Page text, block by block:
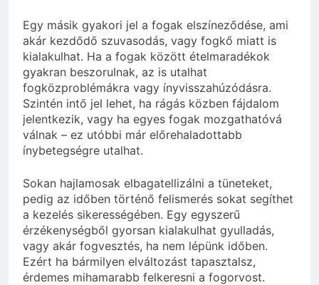
Egy másik gyakori jel a fogak elszíneződése, ami
akár kezdődő szuvasodás, vagy fogkő miatt is
kialakulhat. Ha a fogak között ételmaradékok
gyakran beszorulnak, az is utalhat
fogközproblémákra vagy ínyvisszahúzódásra.
Szintén intő jel lehet, ha rágás közben fájdalom
jelentkezik, vagy ha egyes fogak mozgathatóvá
válnak – ez utóbbi már előrehaladottabb
ínybetegségre utalhat.
Sokan hajlamosak elbagatellizálni a tüneteket,
pedig az időben történő felismerés sokat segíthet
a kezelés sikerességében. Egy egyszerű
érzékenységből gyorsan kialakulhat gyulladás,
vagy akár fogvesztés, ha nem lépünk időben.
Ezért ha bármilyen elváltozást tapasztalsz,
érdemes mihamarabb felkeresni a fogorvost.